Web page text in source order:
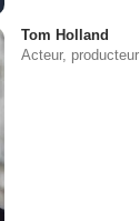
Tom Holland
Acteur, producteur